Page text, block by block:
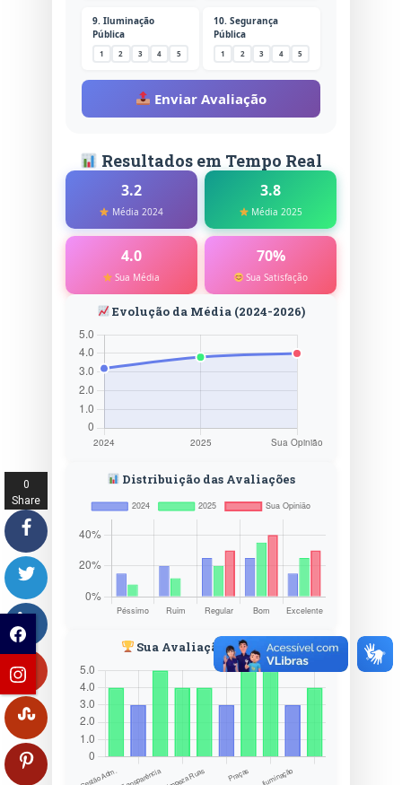
9. Iluminação
Pública
1 2 3 4 5
10. Segurança
Pública
1 2 3 4 5
Enviar Avaliação
Resultados em Tempo Real
3.2
Média 2024
3.8
Média 2025
4.0
Sua Média
70%
Sua Satisfação
Evolução da Média (2024-2026)
Distribuição das Avaliações
Sua Avaliação por Área
0
Share
s